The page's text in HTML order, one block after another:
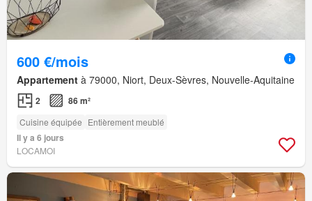
600 €/mois
Appartement à 79000, Niort, Deux-Sèvres, Nouvelle-Aquitaine
2 86 m²
Cuisine équipée Entièrement meublé
Il y a 6 jours
LOCAMOI